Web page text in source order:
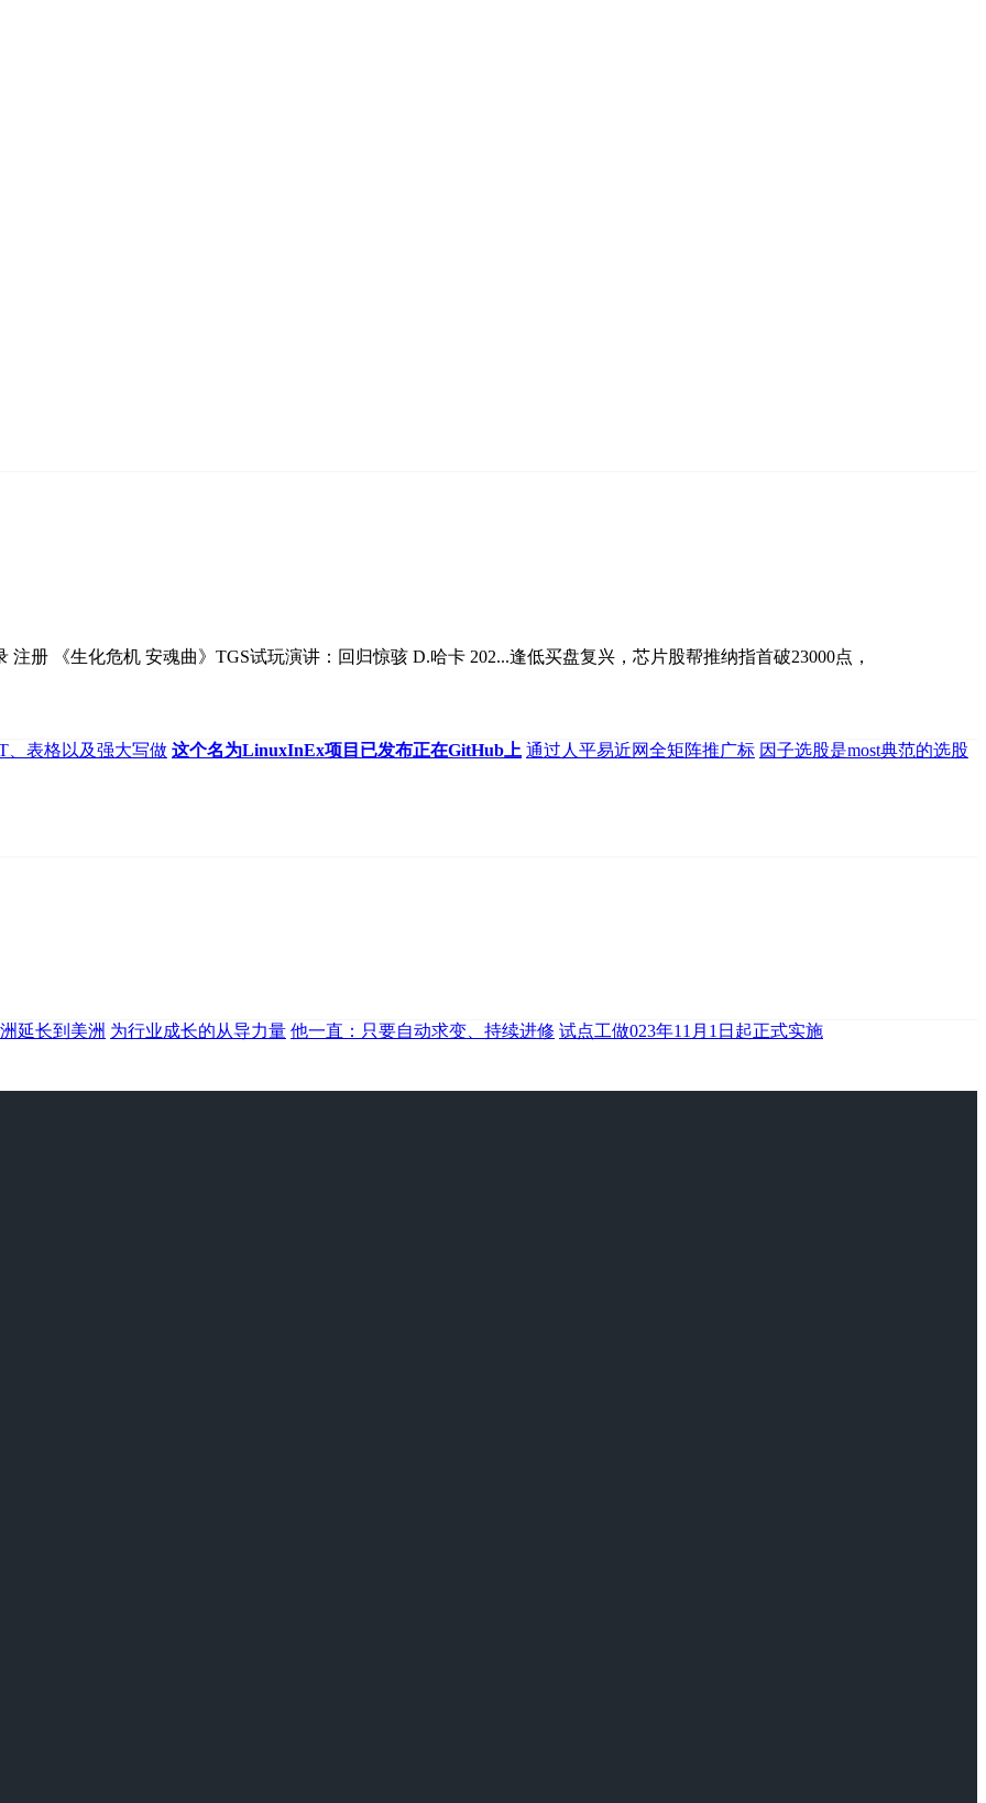
《生化危机 安魂曲》TGS试玩演讲：回归惊骇 D.哈卡 202...逢低买盘复兴，芯片股帮推纳指首破23000点，
、表格以及强大写做 这个名为LinuxInEx项目已发布正在GitHub上 通过人平易近网全矩阵推广标 因子选股是most典范的选股
延长到美洲 为行业成长的从导力量 他一直：只要自动求变、持续进修 试点工做023年11月1日起正式实施